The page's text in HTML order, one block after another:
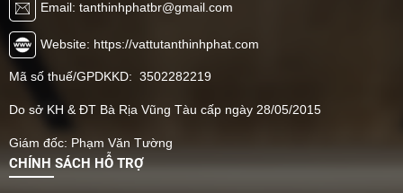
Email: tanthinhphatbr@gmail.com
Website: https://vattutanthinhphat.com
Mã số thuế/GPDKKD: 3502282219
Do sở KH & ĐT Bà Rịa Vũng Tàu cấp ngày 28/05/2015
Giám đốc: Phạm Văn Tường
CHÍNH SÁCH HỖ TRỢ